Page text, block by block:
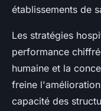
établissements de
Les stratégies
performance
humaine et la
freine
capacité des